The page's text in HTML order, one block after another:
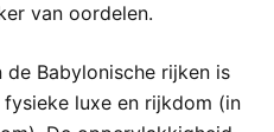
van oordelen.
de Babylonische rijken is
luxe en rijkdom (in